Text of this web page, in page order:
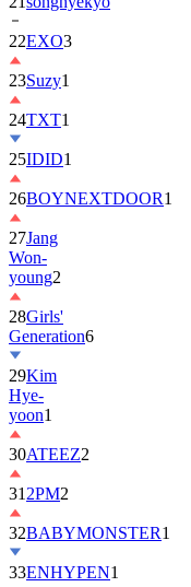
23Suzy1
24TXT1
25IDID1
26BOYNEXTDOOR
27Jang
Won-
young2
28Girls'
Generation
29Kim
Hye-
yoon1
30ATEEZ
312PM2
32 BABYMONSTER
33ENHYPEN1
34ILLIT6